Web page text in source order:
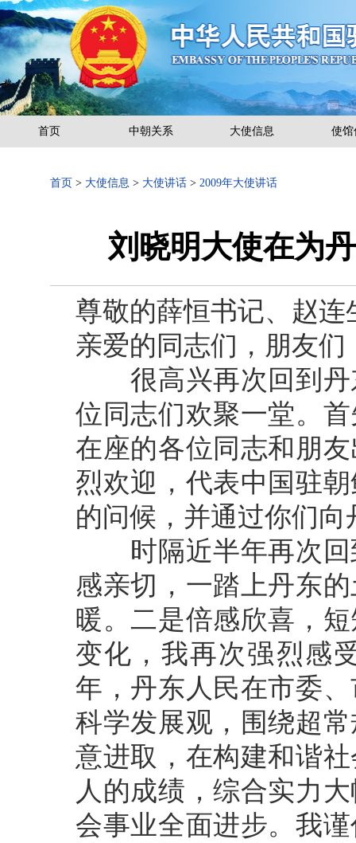
首页 中朝关系 大使信息 使馆
首页 > 大使信息 > 大使讲话 > 2009年大使讲话
刘晓明大使在为
尊敬的薛恒书记、赵连
亲爱的同志们，朋友们
很高兴再次回到丹
位同志们欢聚一堂。
在座的各位同志和朋
烈欢迎，代表中国驻
的问候，并通过你们
时隔近半年再次回
感亲切，一踏上丹东
暖。二是倍感欣喜，
变化，我再次强烈感
年，丹东人民在市委
科学发展观，围绕超
意进取，在构建和谐
人的成绩，综合实力
会事业全面进步。我